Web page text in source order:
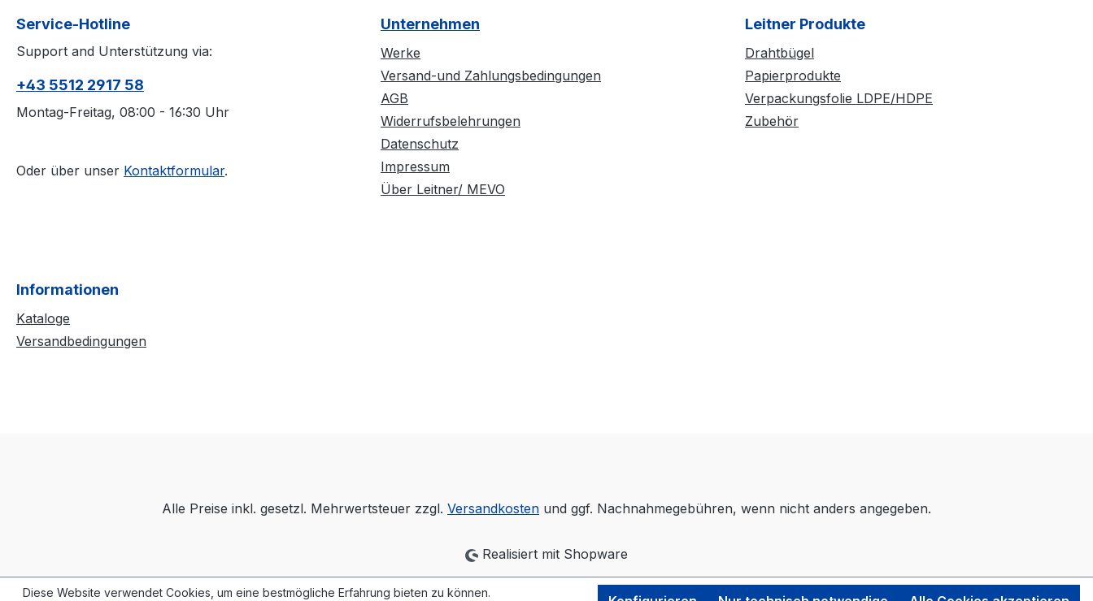
Service-Hotline
Support and Unterstützung via:
+43 5512 2917 58
Montag-Freitag, 08:00 - 16:30 Uhr
Oder über unser Kontaktformular.
Unternehmen
Werke
Versand-und Zahlungsbedingungen
AGB
Widerrufsbelehrungen
Datenschutz
Impressum
Über Leitner/ MEVO
Leitner Produkte
Drahtbügel
Papierprodukte
Verpackungsfolie LDPE/HDPE
Zubehör
Informationen
Kataloge
Versandbedingungen
Alle Preise inkl. gesetzl. Mehrwertsteuer zzgl. Versandkosten und ggf. Nachnahmegebühren, wenn nicht anders angegeben.
Realisiert mit Shopware
Diese Website verwendet Cookies, um eine bestmögliche Erfahrung bieten zu können.